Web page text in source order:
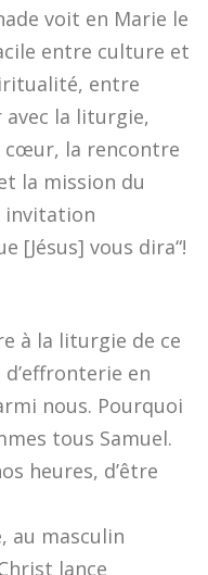
voit en Marie le
entre culture et
entre
la liturgie,
cœur, la rencontre
la mission du
invitation
[Jésus] vous dira“!
à la liturgie de ce
en
nous. Pourquoi
tous Samuel.
heures, d’être
au masculin
lance